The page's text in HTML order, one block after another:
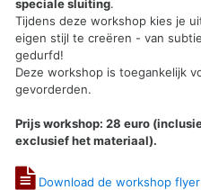
speciale sluiting.
Tijdens deze workshop kies je
eigen stijl te creëren - van
gedurfd!
Deze workshop is toegankelijk
gevorderden.
Prijs workshop: 28 euro
exclusief het materiaal).
Download de workshop flyer